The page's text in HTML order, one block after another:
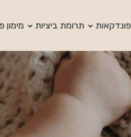
פונדקאות תרומת ביציות מימון